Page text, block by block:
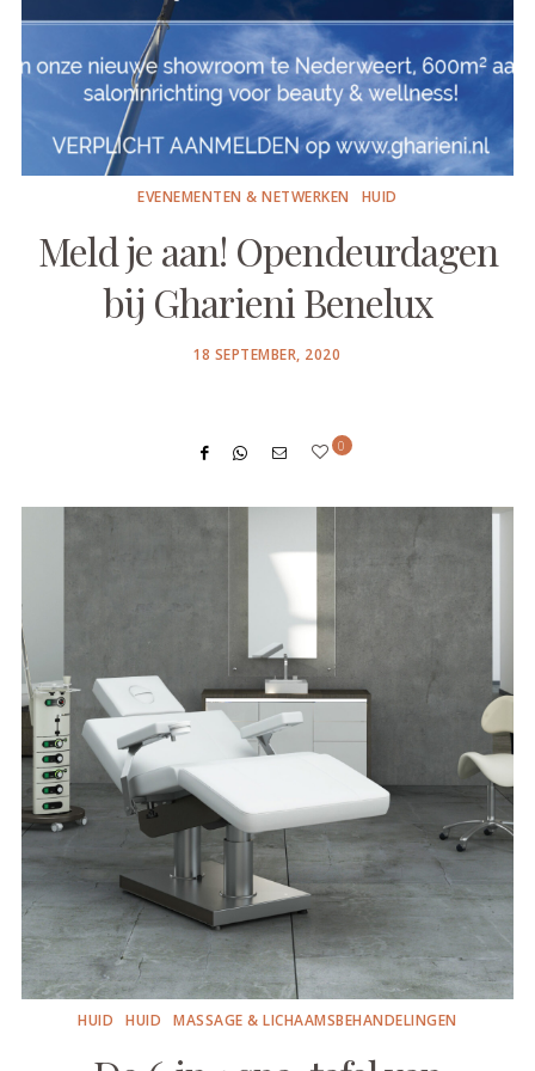
EVENEMENTEN & NETWERKEN HUID
Meld je aan! Opendeurdagen
bij Gharieni Benelux
POSTED
18 SEPTEMBER, 2020
0
HUID HUID MASSAGE & LICHAAMSBEHANDELINGEN